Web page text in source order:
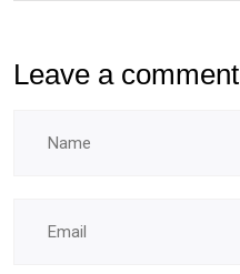
Leave a comment